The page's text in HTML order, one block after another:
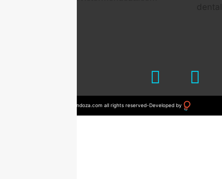
© 2023 drvictormendoza.com all rights reserved-Developed by